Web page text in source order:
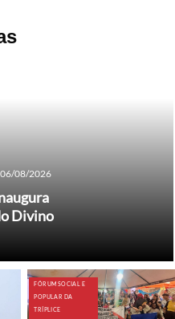
06/08/2026
Divino
FÓRUM SOCIAL E
POPULAR DA
TRÍPLICE